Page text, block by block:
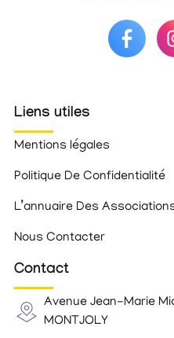
Liens utiles
Mentions légales
Politique De Confidentialité
L’annuaire Des
Nous Contacter
Contact
Avenue Jean-Marie
MONTJOLY